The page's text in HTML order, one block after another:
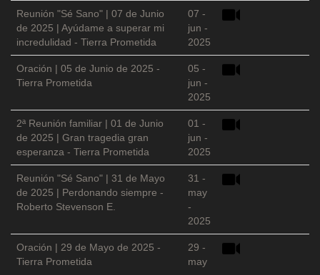
Reunión "Sé Sano" | 07 de Junio
de 2025 | Ayúdame a superar mi
incredulidad - Tierra Prometida
07 -
jun -
2025
Oración | 05 de Junio de 2025 -
Tierra Prometida
05 -
jun -
2025
2ª Reunión familiar | 01 de Junio
de 2025 | Gran tragedia gran
esperanza - Tierra Prometida
01 -
jun -
2025
Reunión "Sé Sano" | 31 de Mayo
de 2025 | Perdonando siempre -
Roberto Stevenson E.
31 -
may
-
2025
Oración | 29 de Mayo de 2025 -
Tierra Prometida
29 -
may